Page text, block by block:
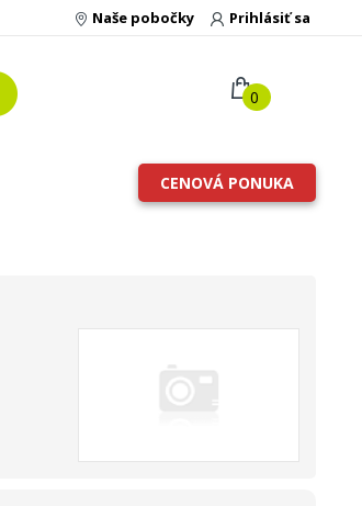
Prihlásiť sa
Naše pobočky
0
CENOVÁ PONUKA